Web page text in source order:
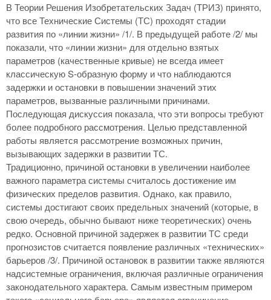
В Теории Решения Изобретательских Задач (ТРИЗ) принято,
что все Технические Системы (ТС) проходят стадии
развития по «линии жизни» /1/. В предыдущей работе /2/ мы
показали, что «линии жизни» для отдельно взятых
параметров (качественные кривые) не всегда имеет
классическую S-образную форму и что наблюдаются
задержки и остановки в повышении значений этих
параметров, вызванные различными причинами.
Последующая дискуссия показала, что эти вопросы требуют
более подробного рассмотрения. Целью представленной
работы является рассмотрение возможных причин,
вызывающих задержки в развитии ТС.
Традиционно, причиной остановки в увеличении наиболее
важного параметра системы считалось достижение им
физических пределов развития. Однако, как правило,
системы достигают своих предельных значений (которые, в
свою очередь, обычно бывают ниже теоретических) очень
редко. Основной причиной задержек в развитии ТС среди
прогнозистов считается появление различных «технических»
барьеров /3/. Причиной остановок в развитии также являются
надсистемные ограничения, включая различные ограничения
законодательного характера. Самым известным примером